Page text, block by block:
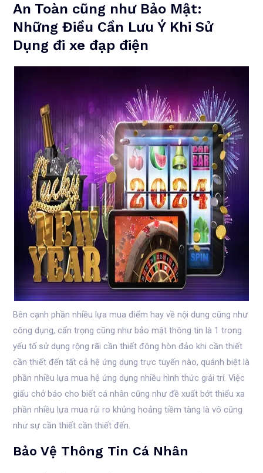
An Toàn cũng như Bảo Mật:
Những Điều Cần Lưu Ý Khi Sử
Dụng đi xe đạp điện
Bên cạnh phần nhiều lựa mua điểm hay về nội dung cũng như
công dụng, cẩn trọng cũng như bảo mật thông tin là 1 trong
yếu tố sử dụng rộng rãi cần thiết đông hòn đảo khi cần thiết
cần thiết đến tất cả hệ ứng dụng trực tuyến nào, quánh biệt là
phần nhiều lựa mua hệ ứng dụng nhiều hình thức giải trí. Việc
giấu chở báo cho biết cá nhân cũng như đề xuất bớt thiểu xa
phần nhiều lựa mua rủi ro khủng hoảng tiềm tàng là vô cũng
như sự cần thiết cần thiết đến.
Bảo Vệ Thông Tin Cá Nhân